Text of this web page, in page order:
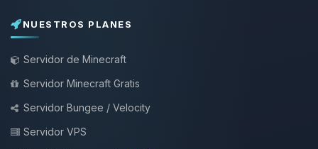
NUESTROS PLANES
Servidor de Minecraft
Servidor Minecraft Gratis
Servidor Bungee / Velocity
Servidor VPS